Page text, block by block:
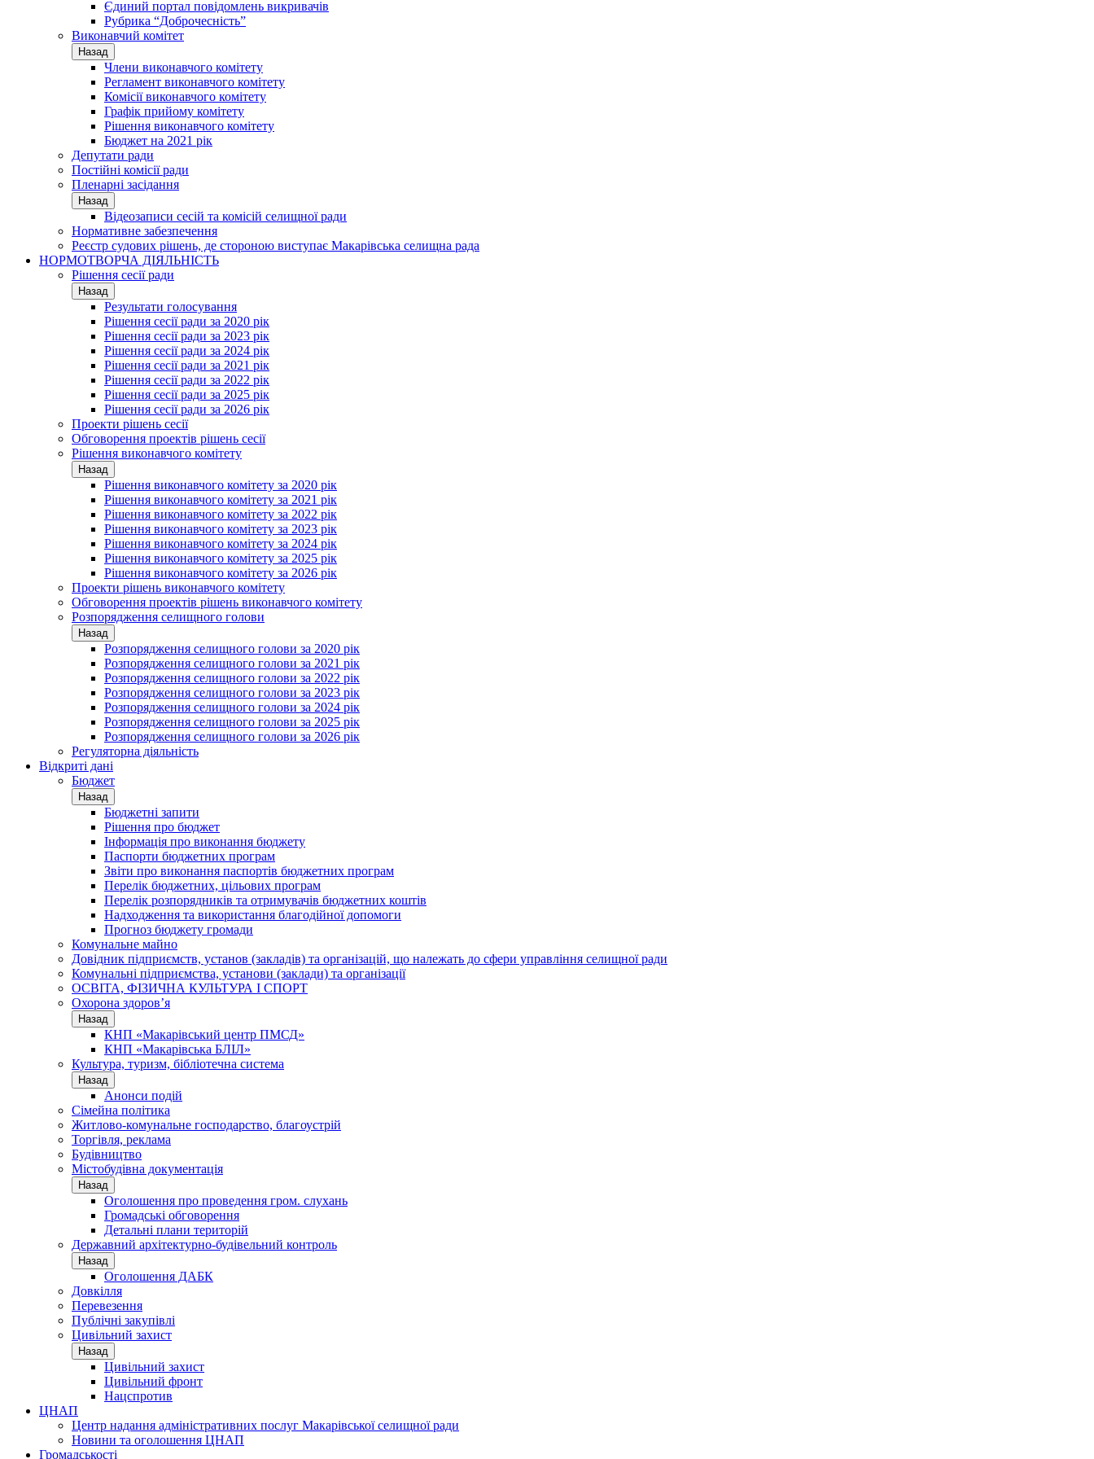
Єдиний портал повідомлень викривачів
Рубрика “Доброчесність”
Виконавчий комітет
Назад
Члени виконавчого комітету
Регламент виконавчого комітету
Комісії виконавчого комітету
Графік прийому комітету
Рішення виконавчого комітету
Бюджет на 2021 рік
Депутати ради
Постійні комісії ради
Пленарні засідання
Назад
Відеозаписи сесій та комісій селищної ради
Нормативне забезпечення
Реєстр судових рішень, де стороною виступає Макарівська селищна рада
НОРМОТВОРЧА ДІЯЛЬНІСТЬ
Рішення сесії ради
Назад
Результати голосування
Рішення сесії ради за 2020 рік
Рішення сесії ради за 2023 рік
Рішення сесії ради за 2024 рік
Рішення сесії ради за 2021 рік
Рішення сесії ради за 2022 рік
Рішення сесії ради за 2025 рік
Рішення сесії ради за 2026 рік
Проекти рішень сесії
Обговорення проектів рішень сесії
Рішення виконавчого комітету
Назад
Рішення виконавчого комітету за 2020 рік
Рішення виконавчого комітету за 2021 рік
Рішення виконавчого комітету за 2022 рік
Рішення виконавчого комітету за 2023 рік
Рішення виконавчого комітету за 2024 рік
Рішення виконавчого комітету за 2025 рік
Рішення виконавчого комітету за 2026 рік
Проекти рішень виконавчого комітету
Обговорення проектів рішень виконавчого комітету
Розпорядження селищного голови
Назад
Розпорядження селищного голови за 2020 рік
Розпорядження селищного голови за 2021 рік
Розпорядження селищного голови за 2022 рік
Розпорядження селищного голови за 2023 рік
Розпорядження селищного голови за 2024 рік
Розпорядження селищного голови за 2025 рік
Розпорядження селищного голови за 2026 рік
Регуляторна діяльність
Відкриті дані
Бюджет
Назад
Бюджетні запити
Рішення про бюджет
Інформація про виконання бюджету
Паспорти бюджетних програм
Звіти про виконання паспортів бюджетних програм
Перелік бюджетних, цільових програм
Перелік розпорядників та отримувачів бюджетних коштів
Надходження та використання благодійної допомоги
Прогноз бюджету громади
Комунальне майно
Довідник підприємств, установ (закладів) та організацій, що належать до сфери управління селищної ради
Комунальні підприємства, установи (заклади) та організації
ОСВІТА, ФІЗИЧНА КУЛЬТУРА І СПОРТ
Охорона здоров’я
Назад
КНП «Макарівський центр ПМСД»
КНП «Макарівська БЛІЛ»
Культура, туризм, бібліотечна система
Назад
Анонси подій
Сімейна політика
Житлово-комунальне господарство, благоустрій
Торгівля, реклама
Будівництво
Містобудівна документація
Назад
Оголошення про проведення гром. слухань
Громадські обговорення
Детальні плани територій
Державний архітектурно-будівельний контроль
Назад
Оголошення ДАБК
Довкілля
Перевезення
Публічні закупівлі
Цивільний захист
Назад
Цивільний захист
Цивільний фронт
Нацспротив
ЦНАП
Центр надання адміністративних послуг Макарівської селищної ради
Новини та оголошення ЦНАП
Громадськості